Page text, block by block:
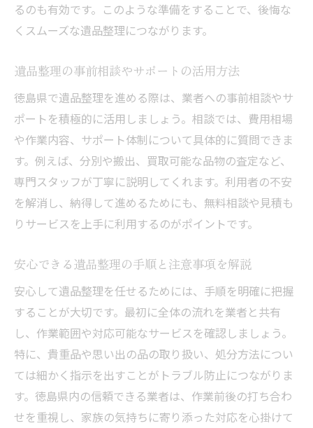
るのも有効です。このような準備をすることで、後悔な
くスムーズな遺品整理につながります。
遺品整理の事前相談やサポートの活用方法
徳島県で遺品整理を進める際は、業者への事前相談やサ
ポートを積極的に活用しましょう。相談では、費用相場
や作業内容、サポート体制について具体的に質問できま
す。例えば、分別や搬出、買取可能な品物の査定など、
専門スタッフが丁寧に説明してくれます。利用者の不安
を解消し、納得して進めるためにも、無料相談や見積も
りサービスを上手に利用するのがポイントです。
安心できる遺品整理の手順と注意事項を解説
安心して遺品整理を任せるためには、手順を明確に把握
することが大切です。最初に全体の流れを業者と共有
し、作業範囲や対応可能なサービスを確認しましょう。
特に、貴重品や思い出の品の取り扱い、処分方法につい
ては細かく指示を出すことがトラブル防止につながりま
す。徳島県内の信頼できる業者は、作業前後の打ち合わ
せを重視し、家族の気持ちに寄り添った対応を心掛けて